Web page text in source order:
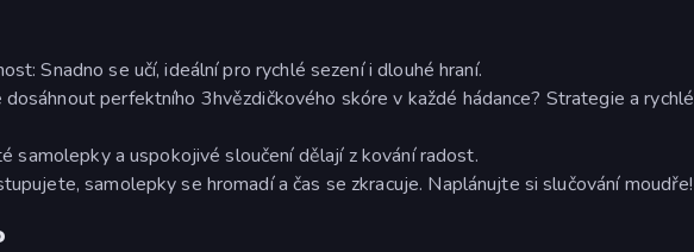
Snadno se učí, ideální pro rychlé sezení i dlouhé hraní.
perfektního 3hvězdičkového skóre v každé hádance? Strategie a rychlé
samolepky a uspokojivé sloučení dělají z kování radost.
samolepky se hromadí a čas se zkracuje. Naplánujte si slučování moudře!